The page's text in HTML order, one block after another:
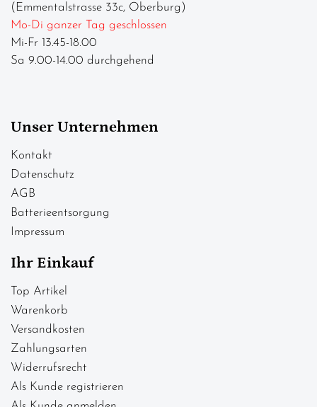
(Emmentalstrasse 33c, Oberburg)
Mo-Di ganzer Tag geschlossen
Mi-Fr 13.45-18.00
Sa 9.00-14.00 durchgehend
Unser Unternehmen
Kontakt
Datenschutz
AGB
Batterieentsorgung
Impressum
Ihr Einkauf
Top Artikel
Warenkorb
Versandkosten
Zahlungsarten
Widerrufsrecht
Als Kunde registrieren